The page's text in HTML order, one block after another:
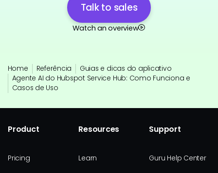
Talk to sales
Watch an overview
Home Referência
Guias e dicas do aplicativo
Agente AI do Hubspot Service Hub: Como Funciona e
Casos de Uso
Product
Pricing
Resources
Learn
Support
Guru Help Center